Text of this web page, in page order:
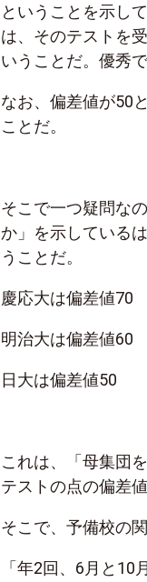
ということを示し
は、そのテストを
いうことだ。優秀
なお、偏差値が50
ことだ。
そこで一つ疑問な
か」を示している
うことだ。
慶応大は偏差値70
明治大は偏差値60
日大は偏差値50
これは、「母集団
テストの点の偏差
そこで、予備校の
「年2回、6月と